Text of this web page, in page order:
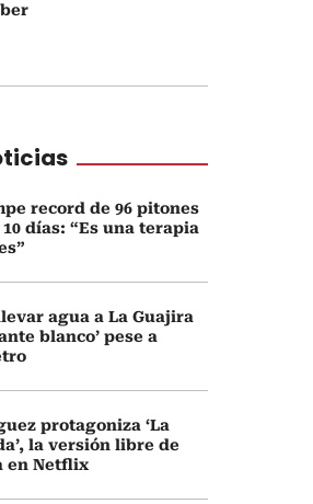
record de 96 pitones
días: “Es una terapia
agua a La Guajira
blanco’ pese a
protagoniza ‘La
la versión libre de
en Netflix